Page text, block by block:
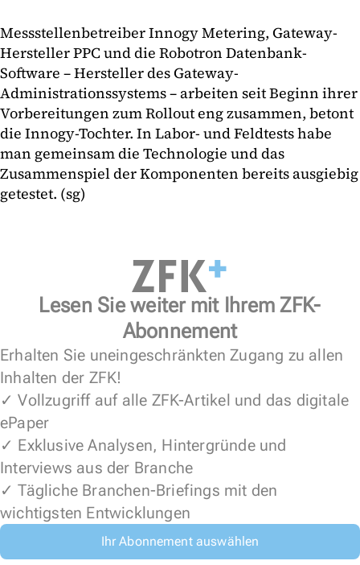
Messstellenbetreiber Innogy Metering, Gateway-
Hersteller PPC und die Robotron Datenbank-
Software – Hersteller des Gateway-
Administrationssystems – arbeiten seit Beginn ihrer
Vorbereitungen zum Rollout eng zusammen, betont
die Innogy-Tochter. In Labor- und Feldtests habe
man gemeinsam die Technologie und das
Zusammenspiel der Komponenten bereits ausgiebig
getestet. (sg)
Lesen Sie weiter mit Ihrem ZFK-
Abonnement
Erhalten Sie uneingeschränkten Zugang zu allen
Inhalten der ZFK!
✓ Vollzugriff auf alle ZFK-Artikel und das digitale
ePaper
✓ Exklusive Analysen, Hintergründe und
Interviews aus der Branche
✓ Tägliche Branchen-Briefings mit den
wichtigsten Entwicklungen
Ihr Abonnement auswählen